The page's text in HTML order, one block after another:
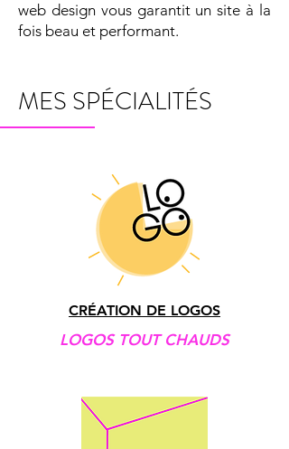
web design vous garantit un site à la
fois beau et performant.
MES SPÉCIALITÉS
CRÉATION DE LOGOS
LOGOS TOUT CHAUDS